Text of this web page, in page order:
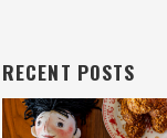
RECENT POSTS